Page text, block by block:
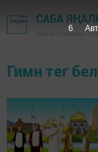
САБА
"Саба таңнары"
Гимн тег
6